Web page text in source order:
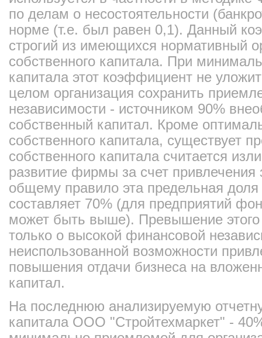
по делам о несостоятельности
норме (т.е. был равен 0,1). Данный
строгий из имеющихся нормативный
собственного капитала. При
капитала этот коэффициент не
целом организация сохранить
независимости - источником 90%
собственный капитал. Кроме
собственного капитала, существует
собственного капитала считается
развитие фирмы за счет привлечения
общему правило эта предельная доля
составляет 70% (для предприятий
может быть выше). Превышение этого
только о высокой финансовой
неиспользованной возможности
повышения отдачи бизнеса на
капитал.
На последнюю анализируемую
капитала ООО "Стройтехмаркет" -